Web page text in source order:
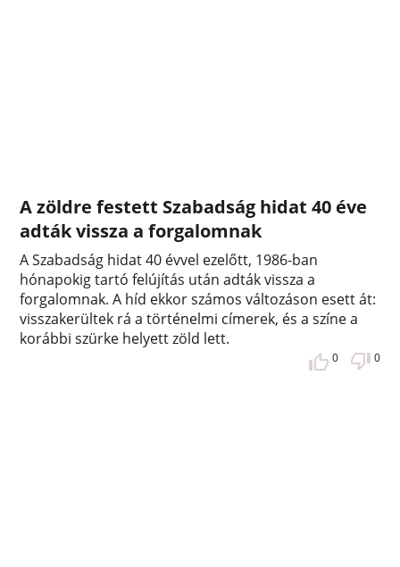
A zöldre festett Szabadság hidat 40 éve
adták vissza a forgalomnak
A Szabadság hidat 40 évvel ezelőtt, 1986-ban
hónapokig tartó felújítás után adták vissza a
forgalomnak. A híd ekkor számos változáson esett át:
visszakerültek rá a történelmi címerek, és a színe a
korábbi szürke helyett zöld lett.
0 0